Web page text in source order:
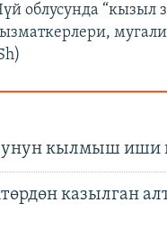
облусунда “кызыл
кылмыш иши
казылган